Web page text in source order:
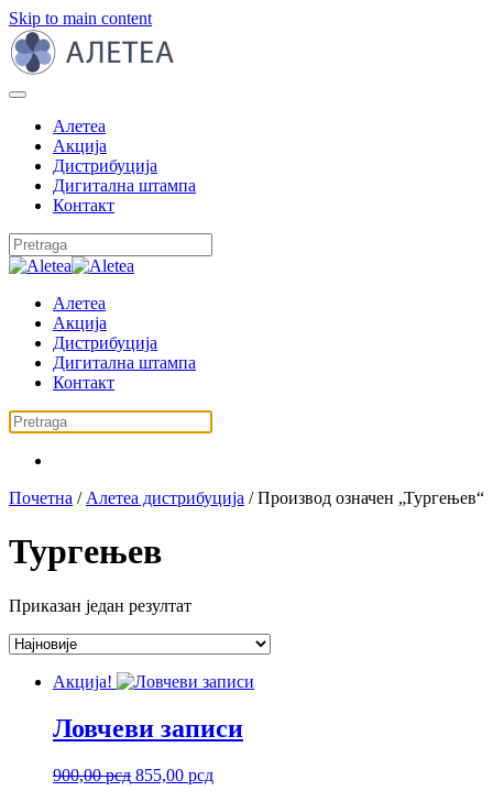
Skip to main content
Алетеа
Акција
Дистрибуција
Дигитална штампа
Контакт
Алетеа
Акција
Дистрибуција
Дигитална штампа
Контакт
Почетна / Алетеа дистрибуција / Производ oзначен „Тургењев“
Тургењев
Приказан један резултат
Акција!
Ловчеви записи
900,00рсд Оригинална
855,00 рсдТренутна